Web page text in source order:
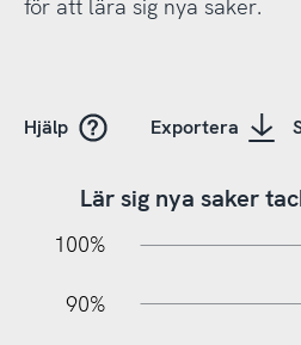
för att lära sig nya saker.
Hjälp Exportera
Lär sig nya saker
100%
90%